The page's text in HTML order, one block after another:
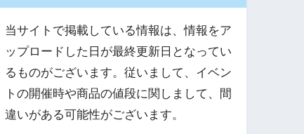
当サイトで掲載している情報は、情報をア
ップロードした日が最終更新日となってい
るものがございます。従いまして、イベン
トの開催時や商品の値段に関しまして、間
違いがある可能性がございます。